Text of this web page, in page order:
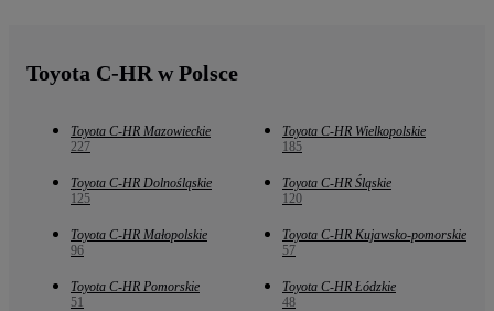
Toyota C-HR w Polsce
Toyota C-HR Mazowieckie
227
Toyota C-HR Wielkopolskie
185
Toyota C-HR Dolnośląskie
125
Toyota C-HR Śląskie
120
Toyota C-HR Małopolskie
96
Toyota C-HR Kujawsko-pomorskie
57
Toyota C-HR Pomorskie
51
Toyota C-HR Łódzkie
48